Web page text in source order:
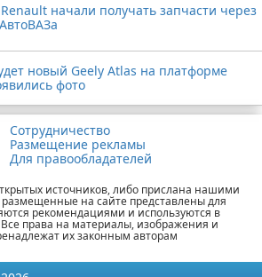
начали получать запчасти через
новый Geely Atlas на платформе
фото
Сотрудничество
Размещение рекламы
Для правообладателей
источников, либо прислана нашими
размещенные на сайте представлены для
рекомендациями и используются в
права на материалы, изображения и
их законным авторам